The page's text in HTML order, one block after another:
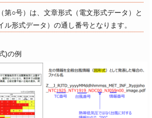
第○号）は、文章形式（電文形式データ）と
ル形式データ）の通し番号となります。
)の例